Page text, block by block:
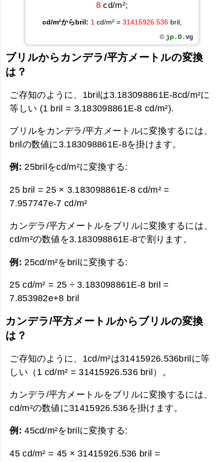
8 cd/m²;
cd/m²からbril: 1 cd/m² = 31415926.536 bril;
© jp.O.vg
ブリルからカンデラ/平方メートルの変換
は？
ご存知のように、1brilは3.183098861E-8cd/m²に
等しい (1 bril = 3.183098861E-8 cd/m²).
ブリルをカンデラ/平方メートルに変換するには、
brilの数値に3.183098861E-8を掛けます。
例:25brilをcd/m²に変換する:
25 bril = 25 × 3.183098861E-8 cd/m² =
7.957747e-7 cd/m²
カンデラ/平方メートルをブリルに変換するには、
cd/m²の数値を3.183098861E-8で割ります。
例: 25cd/m²をbrilに変換する:
25 cd/m² = 25 ÷ 3.183098861E-8 bril =
7.853982e+8 bril
カンデラ/平方メートルからブリルの変換
は？
ご存知のように、1cd/m²は31415926.536brilに等
しい（1 cd/m² = 31415926.536 bril）。
カンデラ/平方メートルをブリルに変換するには、
cd/m²の数値に31415926.536を掛けます。
例:45cd/m²をbrilに変換する:
45 cd/m² = 45 × 31415926.536 bril =